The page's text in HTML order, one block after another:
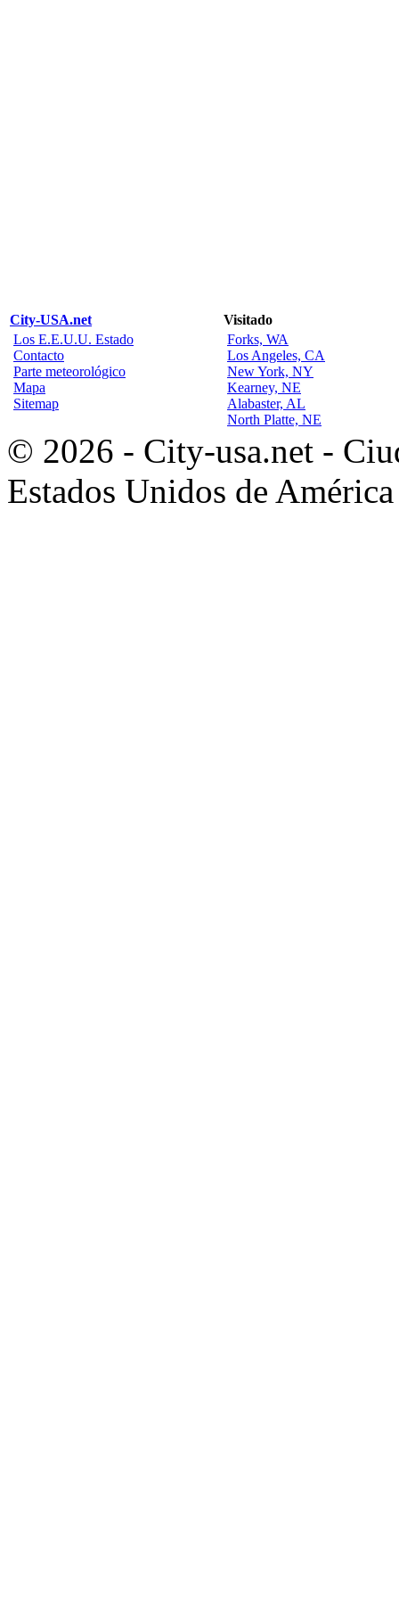
City-USA.net
Visitado
Los E.E.U.U. Estado
Contacto
Parte meteorológico
Mapa
Sitemap
Forks, WA
Los Angeles, CA
New York, NY
Kearney, NE
Alabaster, AL
North Platte, NE
© 2026 - City-usa.net -
Estados Unidos de América